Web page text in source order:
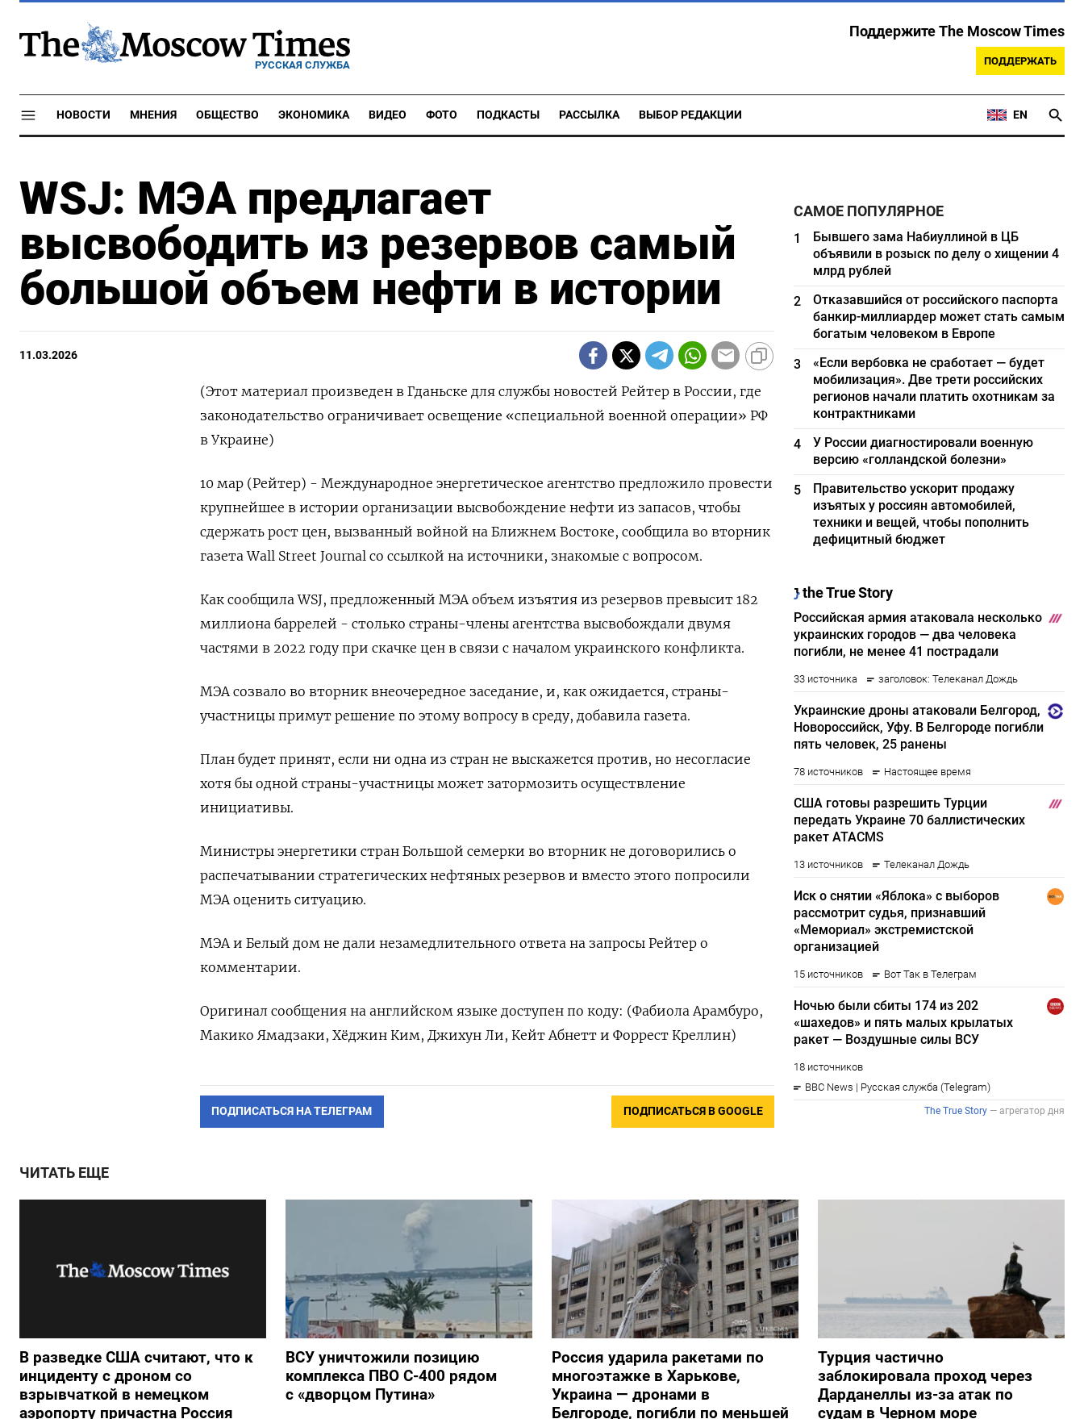
РУССКАЯ СЛУЖБА
Поддержите The Moscow Times
ПОДДЕРЖАТЬ
НОВОСТИ МНЕНИЯ ОБЩЕСТВО ЭКОНОМИКА ВИДЕО ФОТО ПОДКАСТЫ РАССЫЛКА ВЫБОР РЕДАКЦИИ EN
WSJ: МЭА предлагает
высвободить из резервов самый
большой объем нефти в истории
11.03.2026
(Этот материал произведен в Гданьске для службы новостей Рейтер в России, где
законодательство ограничивает освещение «специальной военной ‌операции» РФ
в Украине)
10 мар (Рейтер) - Международное энергетическое агентство предложило провести
крупнейшее в истории организации высвобождение нефти из запасов, ​чтобы
сдержать рост ​цен, вызванный ​войной на ⁠Ближнем Востоке, сообщила во ‌вторник
газета Wall Street Journal ‌со ссылкой на источники, знакомые с вопросом.
Как сообщила WSJ, ​предложенный МЭА объем изъятия из резервов превысит ‌182
миллиона баррелей - столько страны-члены агентства высвобождали двумя ​
частями в 2022 году при скачке цен ‌в связи с началом украинского конфликта.
МЭА созвало во вторник внеочередное заседание, и, как ожидается, ​страны-
участницы примут ​решение по ‌этому вопросу в среду, добавила газета.
План будет принят, ​если ни одна из стран не выскажется против, но несогласие
хотя бы одной страны-участницы может затормозить осуществление
инициативы.
Министры энергетики стран Большой семерки во вторник не договорились о
распечатывании стратегических нефтяных резервов и вместо ​этого попросили
⁠МЭА оценить ситуацию.
МЭА и Белый дом не дали незамедлительного ‌ответа на запросы Рейтер о
комментарии.
Оригинал сообщения ‌на английском языке доступен по коду: (Фабиола Арамбуро, ​
Макико Ямадзаки, Хёджин Ким, Джихун Ли, ‌Кейт Абнетт и Форрест Креллин)
ПОДПИСАТЬСЯ НА ТЕЛЕГРАМ ПОДПИСАТЬСЯ В GOOGLE
САМОЕ ПОПУЛЯРНОЕ
1
Бывшего зама Набиуллиной в ЦБ
объявили в розыск по делу о хищении 4
млрд рублей
2
Отказавшийся от российского паспорта
банкир-миллиардер может стать самым
богатым человеком в Европе
3
«Если вербовка не сработает — будет
мобилизация». Две трети российских
регионов начали платить охотникам за
контрактниками
4
У России диагностировали военную
версию «голландской болезни»
5
Правительство ускорит продажу
изъятых у россиян автомобилей,
техники и вещей, чтобы пополнить
дефицитный бюджет
ЧИТАТЬ ЕЩЕ
В разведке США считают, что к
инциденту с дроном со
взрывчаткой в немецком
аэропорту причастна Россия
ВСУ уничтожили позицию
комплекса ПВО С-400 рядом
с «дворцом Путина»
Россия ударила ракетами по
многоэтажке в Харькове,
Украина — дронами в
Белгороде, погибли по меньшей
Турция частично
заблокировала проход через
Дарданеллы из-за атак по
судам в Черном море